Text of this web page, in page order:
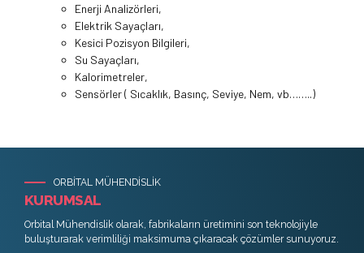
Enerji Analizörleri,
Elektrik Sayaçları,
Kesici Pozisyon Bilgileri,
Su Sayaçları,
Kalorimetreler,
Sensörler ( Sıcaklık, Basınç, Seviye, Nem, vb……..)
ORBİTAL MÜHENDİSLİK
KURUMSAL
Orbital Mühendislik olarak, fabrikaların üretimini son teknolojiyle
buluşturarak verimliliği maksimuma çıkaracak çözümler sunuyoruz.